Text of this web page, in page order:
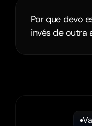
Por que devo
invés de outra